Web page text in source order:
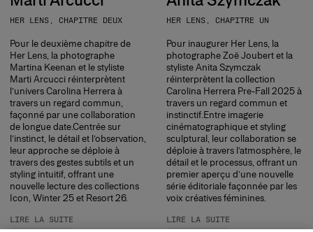
HER LENS, CHAPITRE DEUX
Pour le deuxième chapitre de
Her Lens, la photographe
Martina Keenan et le styliste
Marti Arcucci réinterprètent
l’univers Carolina Herrera à
travers un regard commun,
façonné par une collaboration
de longue date.Centrée sur
l’instinct, le détail et l’observation,
leur approche se déploie à
travers des gestes subtils et un
styling intuitif, offrant une
nouvelle lecture des collections
Icon, Winter 25 et Resort 26.
LIRE LA SUITE
HER LENS, CHAPITRE UN
Pour inaugurer Her Lens, la
photographe Zoë Joubert et la
styliste Anita Szymczak
réinterprètent la collection
Carolina Herrera Pre-Fall 2025 à
travers un regard commun et
instinctif.Entre imagerie
cinématographique et styling
sculptural, leur collaboration se
déploie à travers l’atmosphère, le
détail et le processus, offrant un
premier aperçu d’une nouvelle
série éditoriale façonnée par les
voix créatives féminines.
LIRE LA SUITE